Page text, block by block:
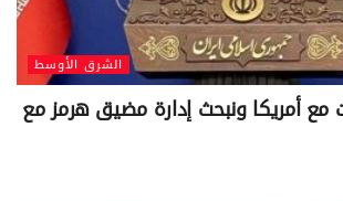
الشرق الأوسط
مع أمريكا ونبحث إدارة مضيق هرمز مع